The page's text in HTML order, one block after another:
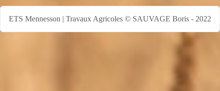
ETS Mennesson | Travaux Agricoles © SAUVAGE Boris - 2022